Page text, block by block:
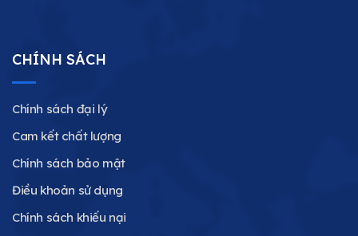
CHÍNH SÁCH
Chính sách đại lý
Cam kết chất lượng
Chính sách bảo mật
Điều khoản sử dụng
Chính sách khiếu nại